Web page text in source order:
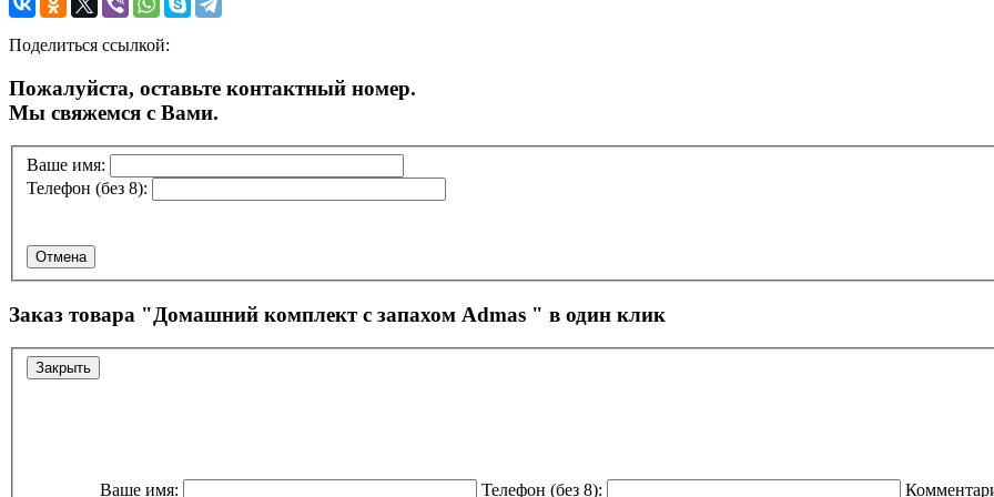
Поделиться ссылкой:
Пожалуйста, оставьте контактный номер.
Мы свяжемся с Вами.
Ваше имя:
Телефон (без 8):
Отмена
Заказ товара "Домашний комплект с запахом Admas " в один клик
Ваше имя: Телефон (без 8):
Закрыть